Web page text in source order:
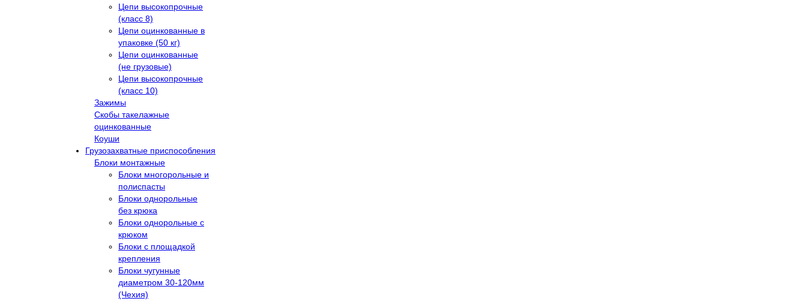
Цепи высокопрочные
(класс 8)
Цепи оцинкованные в
упаковке (50 кг)
Цепи оцинкованные
(не грузовые)
Цепи высокопрочные
(класс 10)
Зажимы
Скобы такелажные
оцинкованные
Коуши
Грузозахватные приспособления
Блоки монтажные
Блоки многорольные и
полиспасты
Блоки однорольные
без крюка
Блоки однорольные с
крюком
Блоки с площадкой
крепления
Блоки чугунные
диаметром 30-120мм
(Чехия)